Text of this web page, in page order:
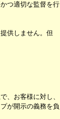
つ適切な監督を行
供しません。但
、お客様に対し、
が開示の義務を負